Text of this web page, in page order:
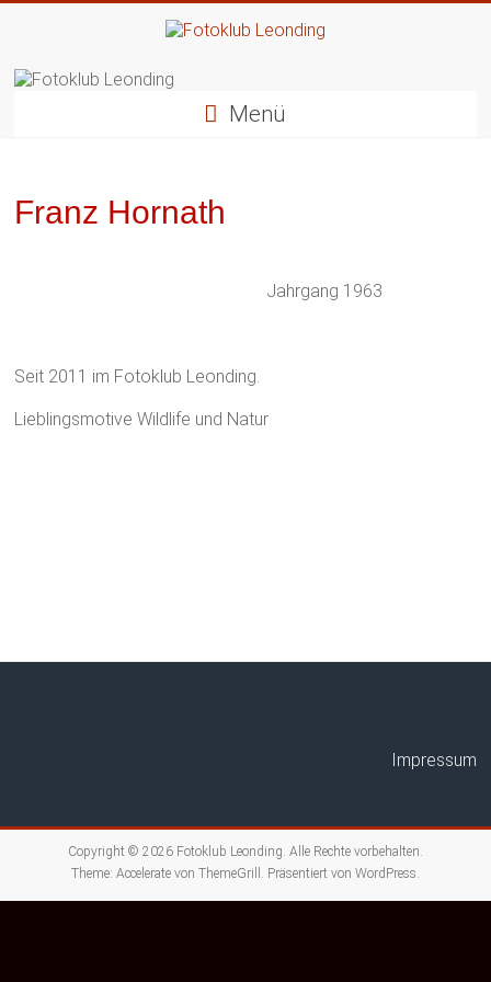
Fotoklub
Menü
Franz Hornath
Jahrgang 1963
Seit 2011 im Fotoklub Leonding.
Lieblingsmotive Wildlife und Natur
Impressum
Copyright © 2026 Fotoklub Leonding. Alle Rechte vorbehalten.
Theme: Acceleratevon ThemeGrill. Präsentiert von WordPress.